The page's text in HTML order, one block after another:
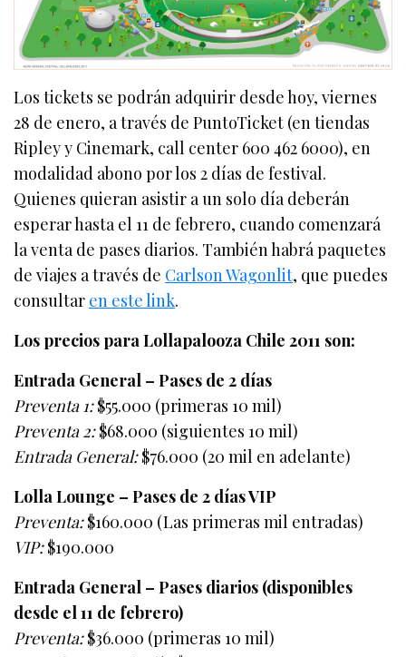
Los tickets se podrán adquirir desde hoy, viernes
28 de enero, a través de PuntoTicket (en tiendas
Ripley y Cinemark, call center 600 462 6000), en
modalidad abono por los 2 días de festival.
Quienes quieran asistir a un solo día deberán
esperar hasta el 11 de febrero, cuando comenzará
la venta de pases diarios. También habrá paquetes
de viajes a través de Carlson Wagonlit, que puedes
consultar en este link.
Los precios para Lollapalooza Chile 2011 son:
Entrada General – Pases de 2 días
Preventa 1:$55.000 (primeras 10 mil)
Preventa 2:$68.000 (siguientes 10 mil)
Entrada General:$76.000 (20 mil en adelante)
Lolla Lounge – Pases de 2 días VIP
Preventa:$160.000 (Las primeras mil entradas)
VIP:$190.000
Entrada General – Pases diarios (disponibles
desde el 11 de febrero)
Preventa:$36.000 (primeras 10 mil)